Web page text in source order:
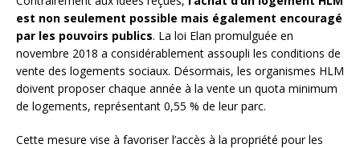
est non seulement possible mais également encouragé
par les pouvoirs publics. La loi Elan promulguée en
novembre 2018 a considérablement assoupli les conditions de
vente des logements sociaux. Désormais, les organismes HLM
doivent proposer chaque année à la vente un quota minimum
de logements, représentant 0,55 % de leur parc.
Cette mesure vise à favoriser l’accès à la propriété pour les